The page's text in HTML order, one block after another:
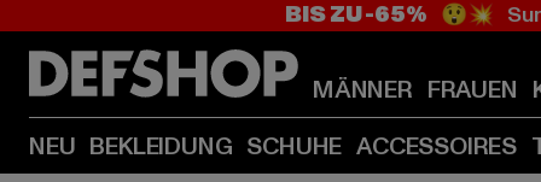
BIS ZU -65% 😲💥
MÄNNER FRAUEN
NEU BEKLEIDUNG SCHUHE ACCESSOIRES